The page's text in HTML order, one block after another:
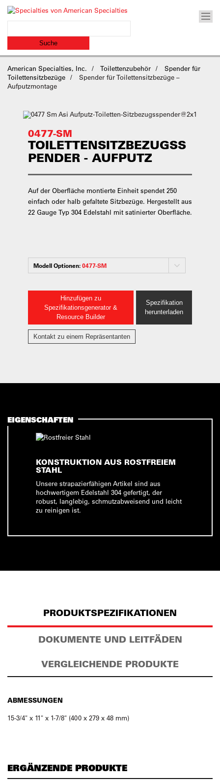
American Specialties, Inc. Toilettenzubehör
Spender für
Toilettensitzbezüge
Spender für Toilettensitzbezüge –
Aufputzmontage
0477-SM
TOILETTENSITZBEZUGSS
PENDER - AUFPUTZ
Auf der Oberfläche montierte Einheit spendet 250
einfach oder halb gefaltete Sitzbezüge. Hergestellt aus
22 Gauge Typ 304 Edelstahl mit satinierter Oberfläche.
Modell Optionen:0477-SM
Hinzufügen zu
Spezifikationsgenerator &
Resource Builder
Spezifikation
herunterladen
Kontakt zu einem Repräsentanten
EIGENSCHAFTEN
KONSTRUKTION AUS ROSTFREIEM
STAHL
Unsere strapazierfähigen Artikel sind aus
hochwertigem Edelstahl 304 gefertigt, der
robust, langlebig, schmutzabweisend und leicht
zu reinigen ist.
PRODUKTSPEZIFIKATIONEN
DOKUMENTE UND LEITFÄDEN
VERGLEICHENDE PRODUKTE
ABMESSUNGEN
15-3/4" x 11" x 1-7/8" (400 x 279 x 48 mm)
ERGÄNZENDE PRODUKTE